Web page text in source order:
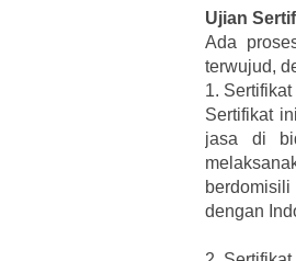
Ujian
Ada
terwujud,
1.
Sertifikat
jasa di
dengan